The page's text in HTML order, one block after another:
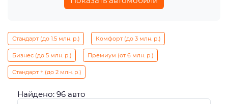
Стандарт (до 1.5 млн. р.) Комфорт (до 3 млн. р.)
Бизнес (до 5 млн. р.) Премиум (от 6 млн. р.)
Стандарт + (до 2 млн. р.)
Найдено: 96 авто